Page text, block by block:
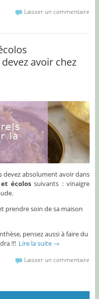
Laisser un commentaire
avoir chez
devez absolument avoir dans
écolos suivants : vinaigre
prendre soin de sa maison
pensez aussi à faire du
!!! Lire la suite →
Laisser un commentaire